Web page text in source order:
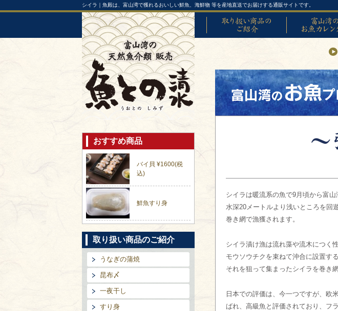
シイラ｜魚殿は、富山湾で獲れるおいしい鮮魚、海鮮物 等を産地直送でお届けする通販サイトです。
おすすめ商品
バイ貝 ¥1600(税
込)
鮮魚すり身
取り扱い商品のご紹介
うなぎの蒲焼
昆布〆
一夜干し
すり身
シイラは暖流系の魚で9月頃から富山
水深20メートルより浅いところを回
巻き網で漁獲されます。
シイラ漬け漁は流れ藻や流木につく
モウソウチクを束ねて沖合に設置す
それを狙って集まったシイラを巻き
日本での評価は、今一つですが、欧
ばれ、高級魚と評価されており、フ